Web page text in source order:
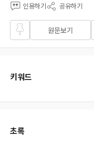
인용하기 공유하기
즐겨
찾기
원문보기
키워드
초록